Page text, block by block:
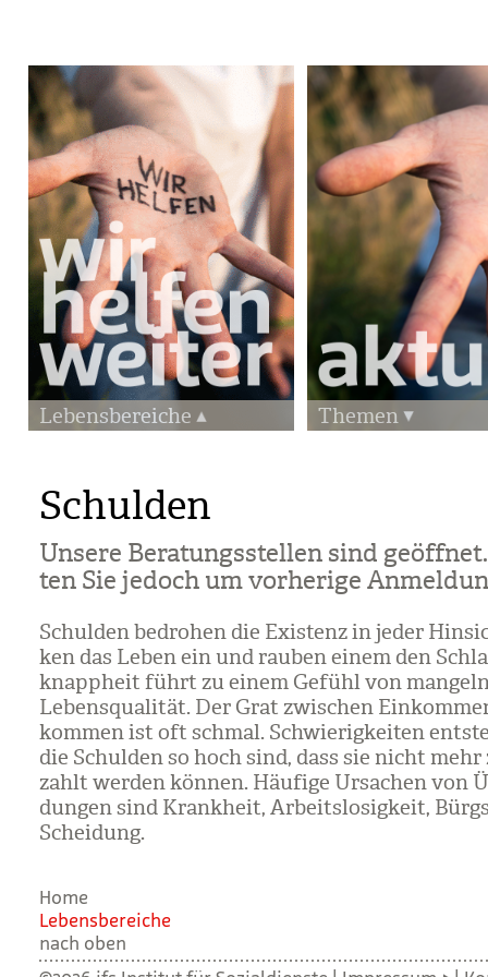
Lebensbereiche Themen
Schulden
Unsere Bera­tungs­stel­len sind
ten Sie jedoch um vor­he­rige
Schul­den bedro­hen die Exis­tenz in jeder
ken das Leben ein und rau­ben einem den
knapp­heit führt zu einem Gefühl von
Lebens­qua­li­tät. Der Grat zwi­schen
kom­men ist oft schmal. Schwie­rig­kei­ten
die Schul­den so hoch sind, dass sie nicht
zahlt wer­den kön­nen. Häu­fige Ursa­chen von
dun­gen sind Krank­heit, Arbeits­lo­sig­keit,
Schei­dung.
Home
Lebens­be­rei­che
nach oben